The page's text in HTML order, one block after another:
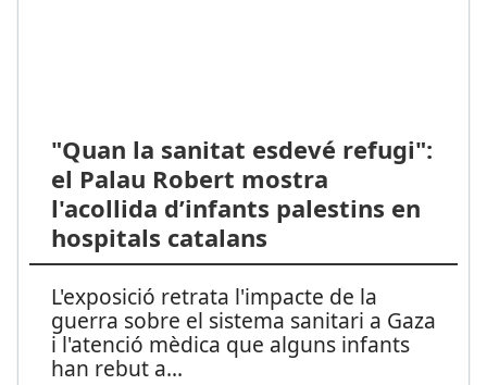
"Quan la sanitat esdevé refugi":
el Palau Robert mostra
l'acollida d’infants palestins en
hospitals catalans
L'exposició retrata l'impacte de la
guerra sobre el sistema sanitari a Gaza
i l'atenció mèdica que alguns infants
han rebut a...